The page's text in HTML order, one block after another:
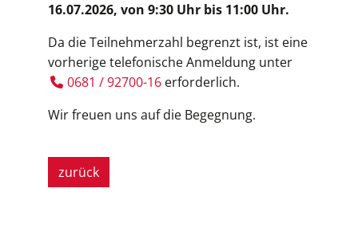
16.07.2026, von 9:30 Uhr bis 11:00 Uhr.
Da die Teilnehmerzahl begrenzt ist, ist eine
vorherige telefonische Anmeldung unter
0681 / 92700-16erforderlich.
Wir freuen uns auf die Begegnung.
zurück